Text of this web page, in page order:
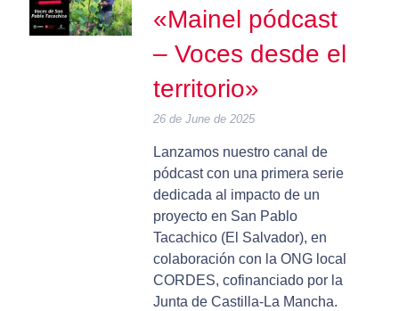
«Mainel pódcast
– Voces desde el
territorio»
26 de June de 2025
Lanzamos nuestro canal de
pódcast con una primera serie
dedicada al impacto de un
proyecto en San Pablo
Tacachico (El Salvador), en
colaboración con la ONG local
CORDES, cofinanciado por la
Junta de Castilla-La Mancha.